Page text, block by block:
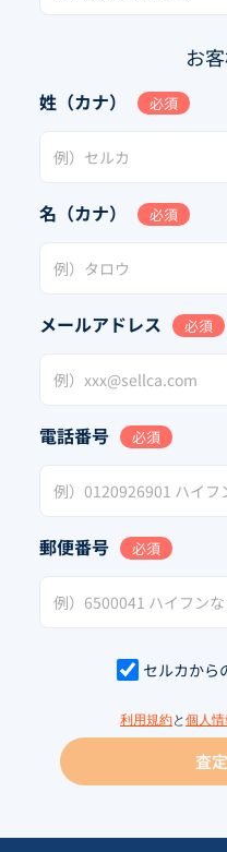
お
姓（カナ） 必須
名（カナ） 必須
メールアドレス 必須
電話番号 必須
郵便番号 必須
セルカから
利用規約と 個人
査